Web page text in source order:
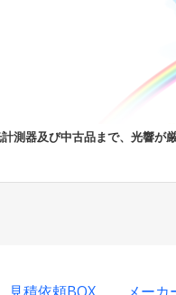
測器及び中古品まで、光響